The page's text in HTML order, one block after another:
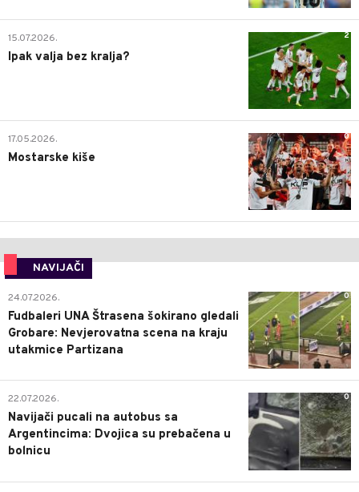
2
15.07.2026.
Ipak valja bez kralja?
0
17.05.2026.
Mostarske kiše
NAVIJAČI
0
24.07.2026.
Fudbaleri UNA Štrasena šokirano gledali
Grobare: Nevjerovatna scena na kraju
utakmice Partizana
0
22.07.2026.
Navijači pucali na autobus sa
Argentincima: Dvojica su prebačena u
bolnicu